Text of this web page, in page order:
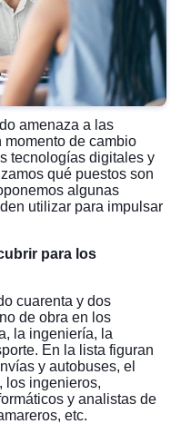
amenaza a las
de cambio
tecnologías digitales y
qué puestos son
algunas
utilizar para impulsar
para los
cuarenta y dos
de obra en los
la ingeniería, la
En la lista figuran
y autobuses, el
los ingenieros,
y analistas de
etc.